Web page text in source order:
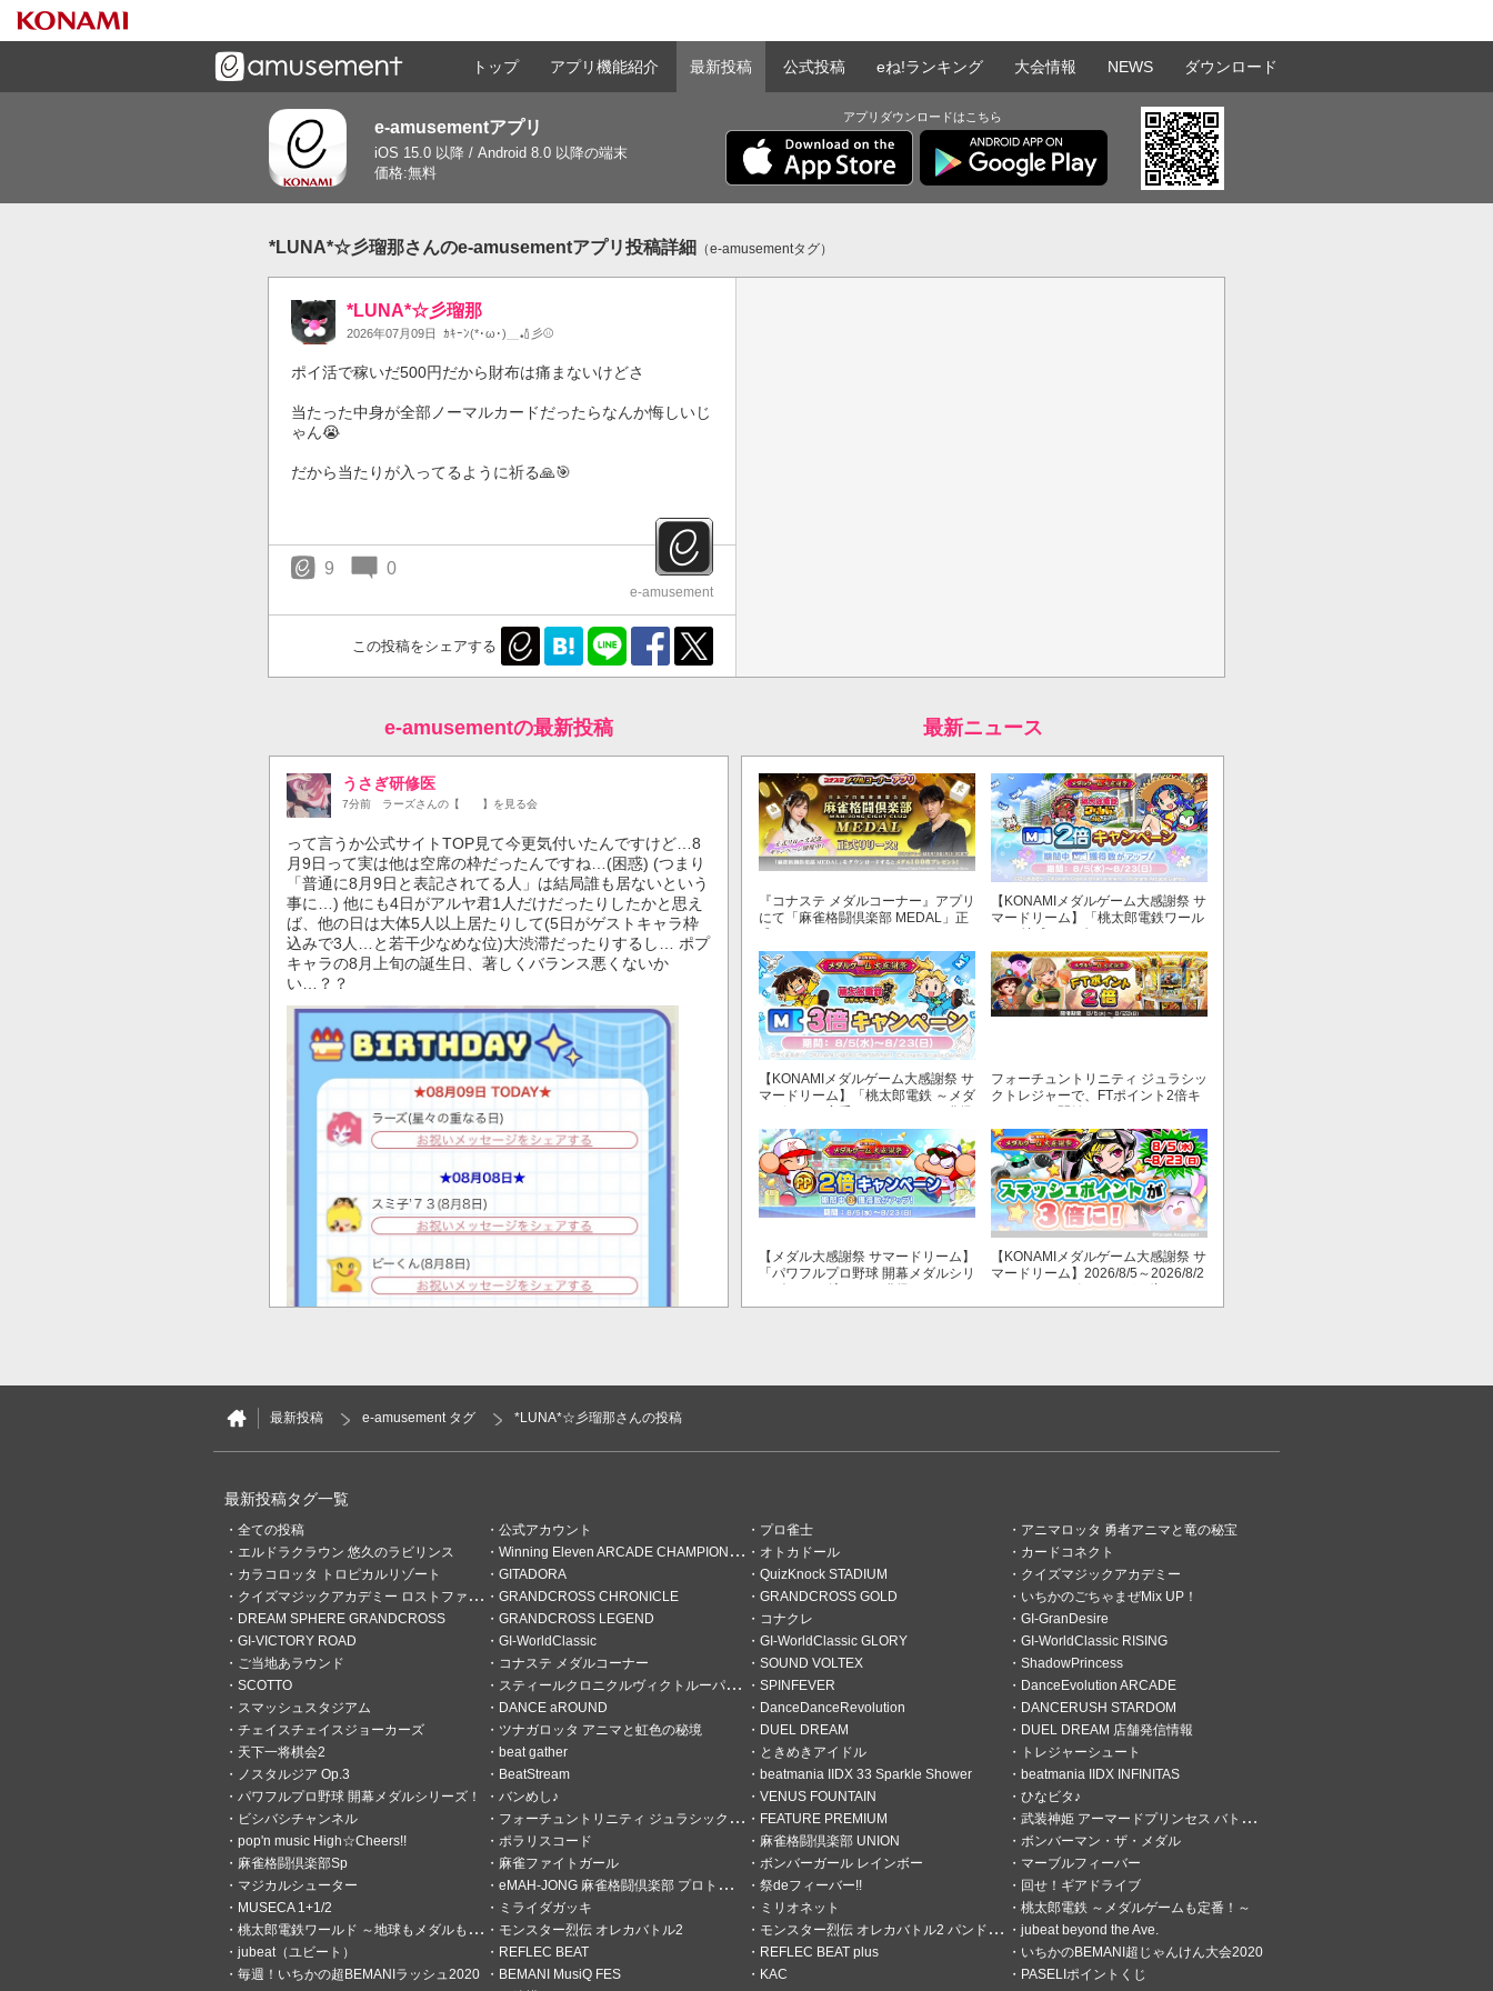
ゲームと連携したコミュニケーションアプリで
トップ アプリ機能紹介 最新投稿 公式投稿 eね!ランキング 大会情報 NEWS ダウンロード
e-amusementアプリ
iOS 15.0 以降 / Android 8.0 以降の端末
価格:無料
アプリダウンロードはこちら
*LUNA*☆彡瑠那さんのe-amusementアプリ投稿詳細 （e-amusementタグ）
*LUNA*☆彡瑠那
2026年07月09日 ｶｷｰﾝ(*･ω･)＿🏏彡⚾️
ポイ活で稼いだ500円だから財布は痛まないけどさ
当たった中身が全部ノーマルカードだったらなんか悔しいじ
ゃん😭
だから当たりが入ってるように祈る🙏🎯
9 0
e-amusement
この投稿をシェアする
e-amusementの最新投稿
うさぎ研修医
7分前 ラーズさんの【 】を見る会
って言うか公式サイトTOP見て今更気付いたんですけど…8
月9日って実は他は空席の枠だったんですね…(困惑) (つまり
「普通に8月9日と表記されてる人」は結局誰も居ないという
事に…) 他にも4日がアルヤ君1人だけだったりしたかと思え
ば、他の日は大体5人以上居たりして(5日がゲストキャラ枠
込みで3人…と若干少なめな位)大渋滞だったりするし… ポプ
キャラの8月上旬の誕生日、著しくバランス悪くないか
い…？？
頓瀬ハナ
12分前 世界はイスファハーンの倍
今日のおみくじ！ この投稿には14:00~14:50の間にコメント
してください。どうしても時間外にコメントしたい方々は何
らかの方法で事情をお聞かせください。無断でこの時間外に
コメントした者には警告、最悪の場合ブロックします。 http
s://p.eagate.573.jp/gate/e/toomikuji.html?from=article
最新ニュース
『コナステ メダルコーナー』アプリ
にて「麻雀格闘倶楽部 MEDAL」正
【KONAMIメダルゲーム大感謝祭 サ
マードリーム】「桃太郎電鉄ワール
～」でマイル獲得数が2倍！
【KONAMIメダルゲーム大感謝祭 サ
マードリーム】「桃太郎電鉄 ～メダ
数が3倍！
フォーチュントリニティ ジュラシッ
クトレジャーで、FTポイント2倍キ
【メダル大感謝祭 サマードリーム】
「パワフルプロ野球 開幕メダルシリ
が2倍！
【KONAMIメダルゲーム大感謝祭 サ
マードリーム】2026/8/5～2026/8/2
最新投稿 e-amusement タグ *LUNA*☆彡瑠那さんの投稿
最新投稿タグ一覧
全ての投稿 公式アカウント プロ雀士
アニマロッタ 勇者アニマと竜の秘宝
エルドラクラウン 悠久のラビリンス
Winning Eleven ARCADE CHAMPIONSHIP オトカドール
カードコネクト
カラコロッタ トロピカルリゾート
GITADORA QuizKnock STADIUM
クイズマジックアカデミー
クイズマジックアカデミー ロストファンタリウム
GRANDCROSS CHRONICLE GRANDCROSS GOLD
いちかのごちゃまぜMix UP！
DREAM SPHERE GRANDCROSS
GRANDCROSS LEGEND コナクレ
GI-GranDesire
GI-VICTORY ROAD
GI-WorldClassic GI-WorldClassic GLORY
GI-WorldClassic RISING
ご当地あラウンド
コナステ メダルコーナー SOUND VOLTEX
ShadowPrincess
SCOTTO
スティールクロニクルヴィクトルーパーズ SPINFEVER
DanceEvolution ARCADE
スマッシュスタジアム
DANCE aROUND DanceDanceRevolution
DANCERUSH STARDOM
チェイスチェイスジョーカーズ
ツナガロッタ アニマと虹色の秘境 DUEL DREAM
DUEL DREAM 店舗発信情報
天下一将棋会2
beat gather ときめきアイドル
トレジャーシュート
ノスタルジア Op.3
BeatStream beatmania IIDX 33 Sparkle Shower
beatmania IIDX INFINITAS
パワフルプロ野球 開幕メダルシリーズ！
バンめし♪ VENUS FOUNTAIN
ひなビタ♪
ビシバシチャンネル
フォーチュントリニティ ジュラシックトレジャー FEATURE PREMIUM
武装神姫 アーマードプリンセス バトルコンダクター
pop'n music High☆Cheers!!
ポラリスコード 麻雀格闘倶楽部 UNION
ボンバーマン・ザ・メダル
麻雀格闘倶楽部Sp
麻雀ファイトガール ボンバーガール レインボー
マーブルフィーバー
マジカルシューター
eMAH-JONG 麻雀格闘倶楽部 プロトーナメント 祭deフィーバー!!
回せ！ギアドライブ
MUSECA 1+1/2
ミライダガッキ ミリオネット
桃太郎電鉄 ～メダルゲームも定番！～
桃太郎電鉄ワールド ～地球もメダルもまわってる！～
モンスター烈伝 オレカバトル2 モンスター烈伝 オレカバトル2 パンドラのメダル
jubeat beyond the Ave.
jubeat（ユビート）
REFLEC BEAT REFLEC BEAT plus
いちかのBEMANI超じゃんけん大会2020
毎週！いちかの超BEMANIラッシュ2020
BEMANI MusiQ FES KAC
PASELIポイントくじ